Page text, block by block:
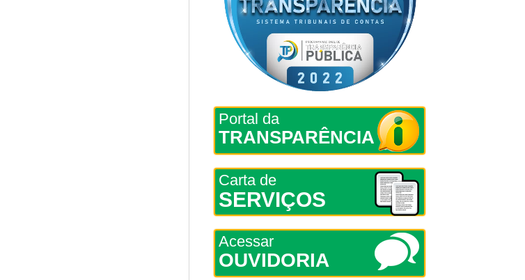
Portal da
TRANSPARÊNCIA
Carta de
SERVIÇOS
Acessar
OUVIDORIA